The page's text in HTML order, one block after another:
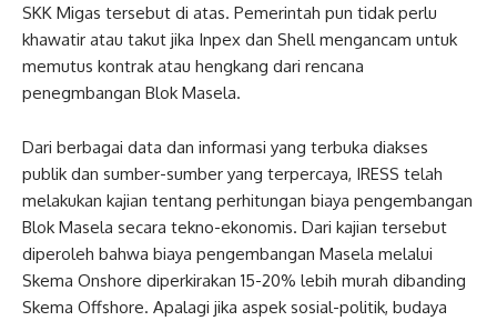
SKK Migas tersebut di atas. Pemerintah pun tidak perlu
khawatir atau takut jika Inpex dan Shell mengancam untuk
memutus kontrak atau hengkang dari rencana
penegmbangan Blok Masela.
Dari berbagai data dan informasi yang terbuka diakses
publik dan sumber-sumber yang terpercaya, IRESS telah
melakukan kajian tentang perhitungan biaya pengembangan
Blok Masela secara tekno-ekonomis. Dari kajian tersebut
diperoleh bahwa biaya pengembangan Masela melalui
Skema Onshore diperkirakan 15-20% lebih murah dibanding
Skema Offshore. Apalagi jika aspek sosial-politik, budaya